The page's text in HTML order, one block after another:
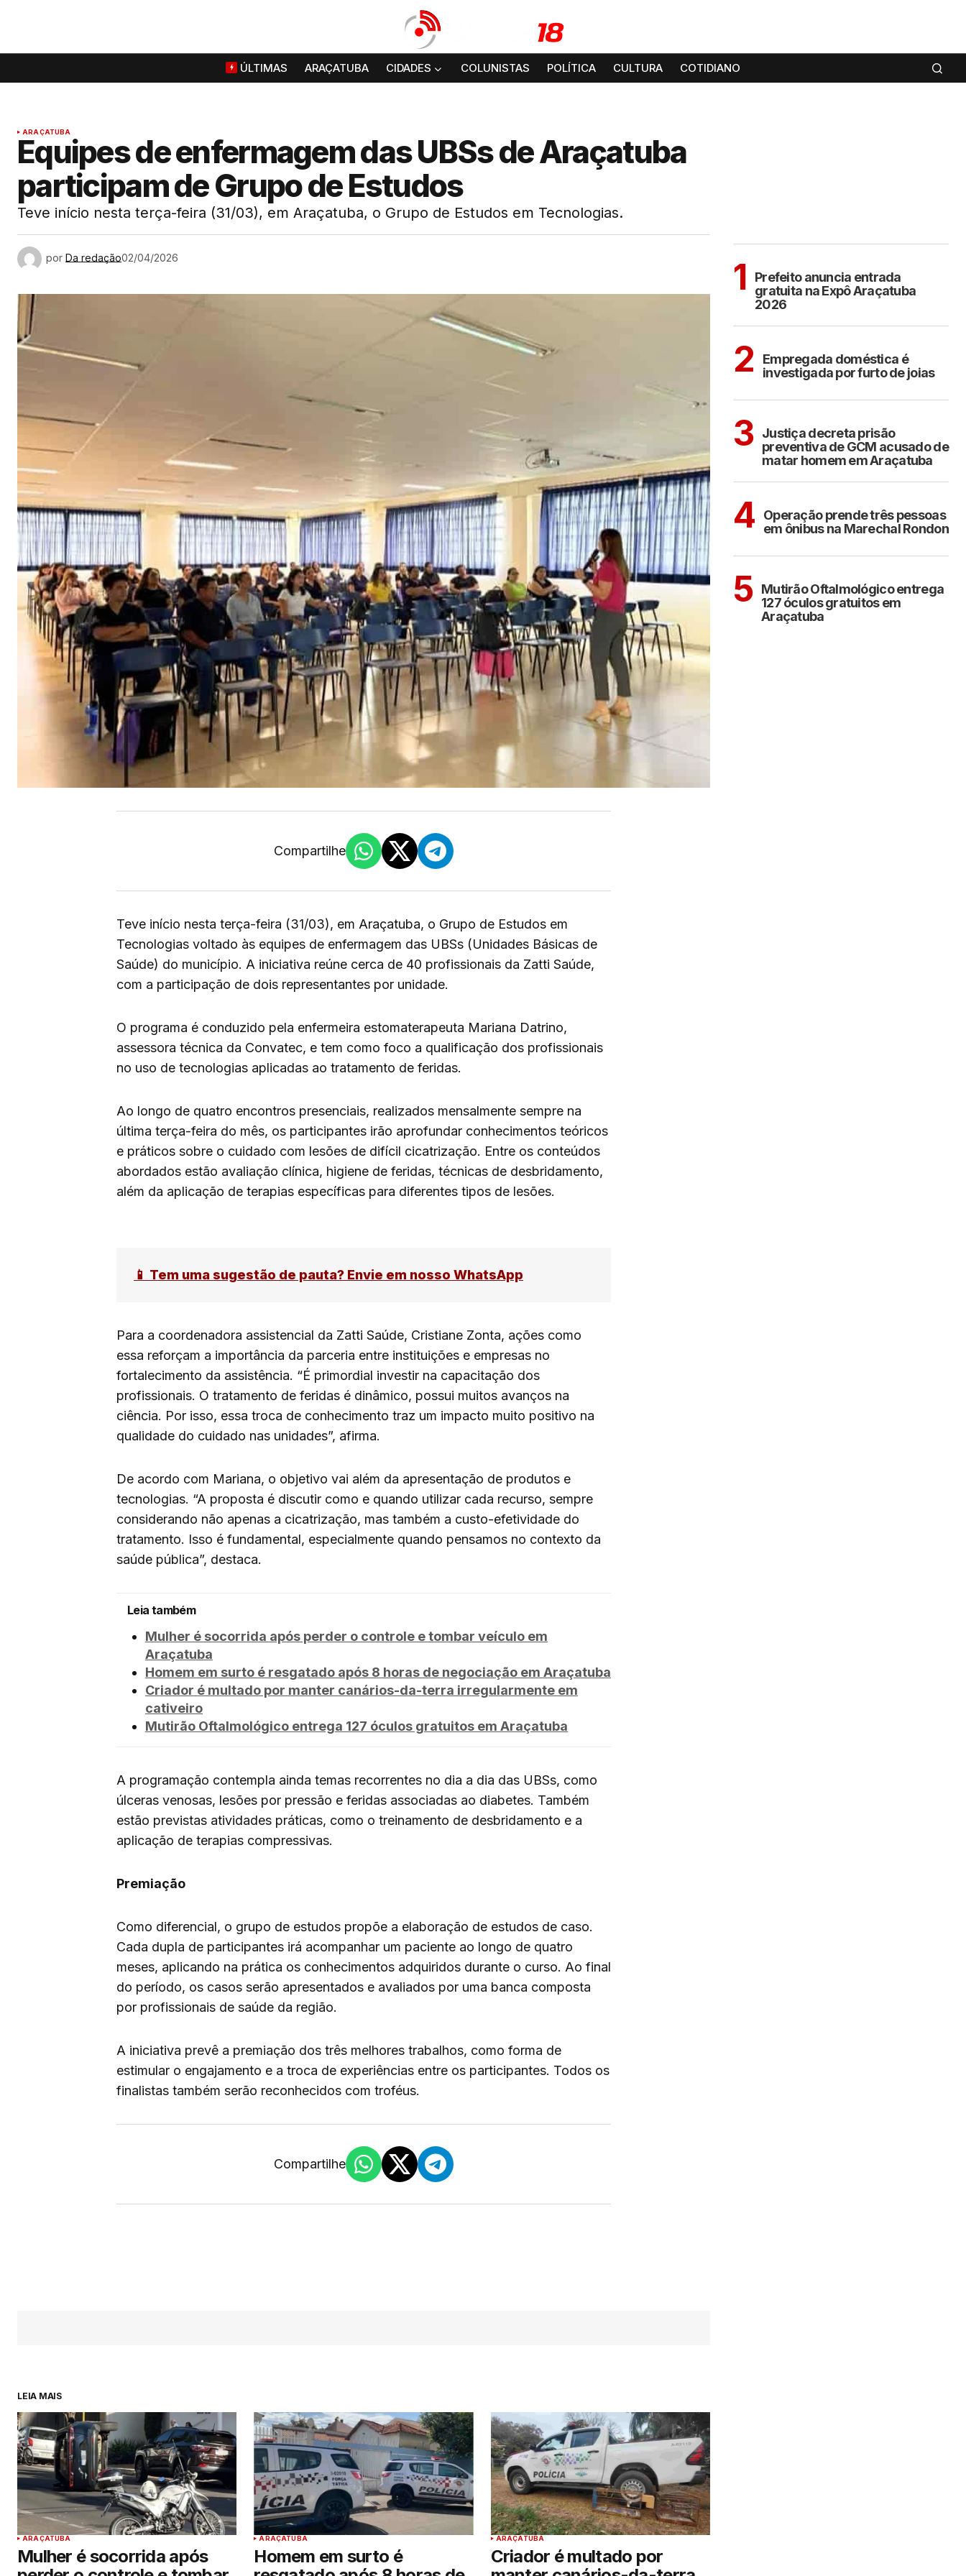
ÚLTIMAS ARAÇATUBA CIDADES COLUNISTAS POLÍTICA CULTURA COTIDIANO
ARAÇATUBA
Equipes de enfermagem das UBSs de Araçatuba
participam de Grupo de Estudos
Teve início nesta terça-feira (31/03), em Araçatuba, o Grupo de Estudos em Tecnologias.
por Da redação02/04/2026
Compartilhe
Teve início nesta terça-feira (31/03), em Araçatuba, o Grupo de Estudos em
Tecnologias voltado às equipes de enfermagem das UBSs (Unidades Básicas de
Saúde) do município. A iniciativa reúne cerca de 40 profissionais da Zatti Saúde,
com a participação de dois representantes por unidade.
O programa é conduzido pela enfermeira estomaterapeuta Mariana Datrino,
assessora técnica da Convatec, e tem como foco a qualificação dos profissionais
no uso de tecnologias aplicadas ao tratamento de feridas.
Ao longo de quatro encontros presenciais, realizados mensalmente sempre na
última terça-feira do mês, os participantes irão aprofundar conhecimentos teóricos
e práticos sobre o cuidado com lesões de difícil cicatrização. Entre os conteúdos
abordados estão avaliação clínica, higiene de feridas, técnicas de desbridamento,
além da aplicação de terapias específicas para diferentes tipos de lesões.
📱 Tem uma sugestão de pauta? Envie em nosso WhatsApp
Para a coordenadora assistencial da Zatti Saúde, Cristiane Zonta, ações como
essa reforçam a importância da parceria entre instituições e empresas no
fortalecimento da assistência. “É primordial investir na capacitação dos
profissionais. O tratamento de feridas é dinâmico, possui muitos avanços na
ciência. Por isso, essa troca de conhecimento traz um impacto muito positivo na
qualidade do cuidado nas unidades”, afirma.
De acordo com Mariana, o objetivo vai além da apresentação de produtos e
tecnologias. “A proposta é discutir como e quando utilizar cada recurso, sempre
considerando não apenas a cicatrização, mas também a custo-efetividade do
tratamento. Isso é fundamental, especialmente quando pensamos no contexto da
saúde pública”, destaca.
Leia também
Mulher é socorrida após perder o controle e tombar veículo em
Araçatuba
Homem em surto é resgatado após 8 horas de negociação em Araçatuba
Criador é multado por manter canários-da-terra irregularmente em
cativeiro
Mutirão Oftalmológico entrega 127 óculos gratuitos em Araçatuba
A programação contempla ainda temas recorrentes no dia a dia das UBSs, como
úlceras venosas, lesões por pressão e feridas associadas ao diabetes. Também
estão previstas atividades práticas, como o treinamento de desbridamento e a
aplicação de terapias compressivas.
Premiação
Como diferencial, o grupo de estudos propõe a elaboração de estudos de caso.
Cada dupla de participantes irá acompanhar um paciente ao longo de quatro
meses, aplicando na prática os conhecimentos adquiridos durante o curso. Ao final
do período, os casos serão apresentados e avaliados por uma banca composta
por profissionais de saúde da região.
A iniciativa prevê a premiação dos três melhores trabalhos, como forma de
estimular o engajamento e a troca de experiências entre os participantes. Todos os
finalistas também serão reconhecidos com troféus.
Compartilhe
LEIA MAIS
ARAÇATUBA
Mulher é socorrida após
ARAÇATUBA
Homem em surto é
ARAÇATUBA
Criador é multado por
1
Prefeito anuncia entrada
gratuita na Expô Araçatuba
2026
2
Empregada doméstica é
investigada por furto de joias
3 Justiça decreta prisão
preventiva de GCM acusado de
matar homem em Araçatuba
4
Operação prende três pessoas
em ônibus na Marechal Rondon
5 Mutirão Oftalmológico entrega
127 óculos gratuitos em
Araçatuba